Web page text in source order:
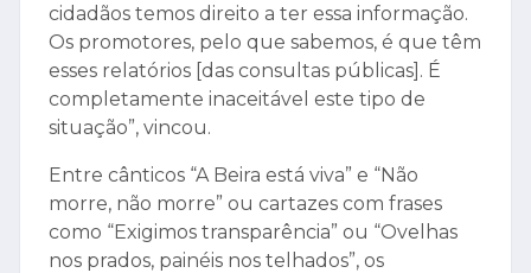
cidadãos temos direito a ter essa informação.
Os promotores, pelo que sabemos, é que têm
esses relatórios [das consultas públicas]. É
completamente inaceitável este tipo de
situação”, vincou.
Entre cânticos “A Beira está viva” e “Não
morre, não morre” ou cartazes com frases
como “Exigimos transparência” ou “Ovelhas
nos prados, painéis nos telhados”, os